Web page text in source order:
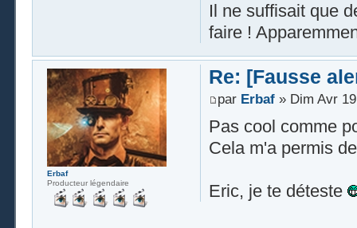
Il ne suffisait que
faire !
Re: [Fausse
par Erbaf» Dim Avr
Pas cool comme
Cela m'a permis
Eric, je te déteste
Erbaf
Producteur légendaire